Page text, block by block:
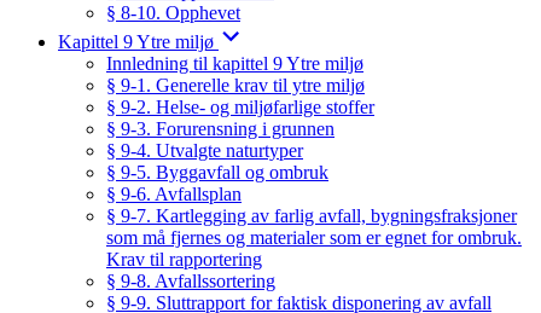
§ 8-10. Opphevet
Kapittel 9 Ytre miljø
Innledning til kapittel 9 Ytre miljø
§ 9-1. Generelle krav til ytre miljø
§ 9-2. Helse- og miljøfarlige stoffer
§ 9-3. Forurensning i grunnen
§ 9-4. Utvalgte naturtyper
§ 9-5. Byggavfall og ombruk
§ 9-6. Avfallsplan
§ 9-7. Kartlegging av farlig avfall, bygningsfraksjoner
som må fjernes og materialer som er egnet for ombruk.
Krav til rapportering
§ 9-8. Avfallssortering
§ 9-9. Sluttrapport for faktisk disponering av avfall